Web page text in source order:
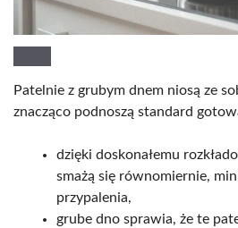
Patelnie z grubym dnem niosą ze
znacząco podnoszą standard
dzięki doskonałemu
smażą się równomiernie,
przypalenia,
grube dno sprawia, że te